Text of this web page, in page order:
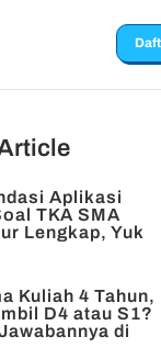
Aplikasi
TKA SMA
Lengkap, Yuk
Kuliah 4 Tahun,
D4 atau S1?
di